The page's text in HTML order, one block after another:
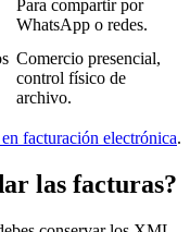
Para compartir por
WhatsApp o redes.
Comercio presencial,
control físico de
archivo.
facturación electrónica.
las facturas?